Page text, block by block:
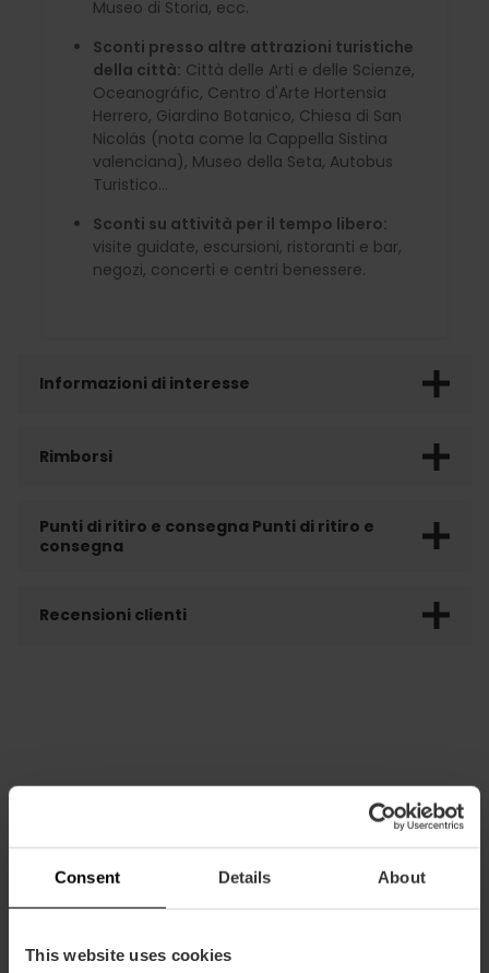
Consent Details About
This website uses cookies
Museo di Storia, ecc.
Sconti presso altre attrazioni turistiche
della città: Città delle Arti e delle Scienze,
Oceanográfic, Centro d'Arte Hortensia
Herrero, Giardino Botanico, Chiesa di San
Nicolás (nota come la Cappella Sistina
valenciana), Museo della Seta, Autobus
Turistico...
Sconti su attività per il tempo libero:
visite guidate, escursioni, ristoranti e bar,
negozi, concerti e centri benessere.
Informazioni di interesse
Rimborsi
Punti di ritiro e consegna Punti di ritiro e
consegna
Recensioni clienti
POTREBBE ANCHE INTERESSARTI